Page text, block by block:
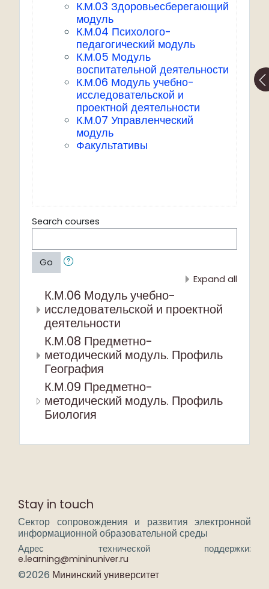
К.М.03 Здоровьесберегающий
модуль
К.М.04 Психолого-
педагогический модуль
К.М.05 Модуль
воспитательной деятельности
К.М.06 Модуль учебно-
исследовательской и
проектной деятельности
К.М.07 Управленческий
модуль
Факультативы
Search courses
Go
Expand all
К.М.06 Модуль учебно-
исследовательской и проектной
деятельности
К.М.08 Предметно-
методический модуль. Профиль
География
К.М.09 Предметно-
методический модуль. Профиль
Биология
Stay in touch
Сектор сопровождения и развития электронной
информационной образовательной среды
Адрес технической поддержки:
e.learning@mininuniver.ru
©2026 Мининский университет